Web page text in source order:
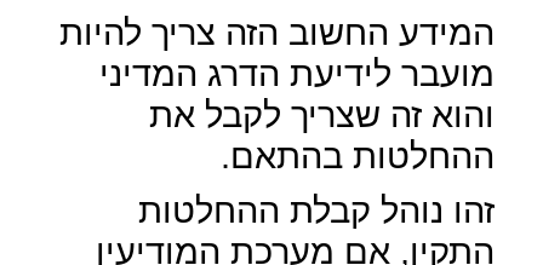
המידע החשוב הזה צריך להיות
מועבר לידיעת הדרג המדיני
והוא זה שצריך לקבל את
ההחלטות בהתאם.
זהו נוהל קבלת ההחלטות
התקין, אם מערכת המודיעין